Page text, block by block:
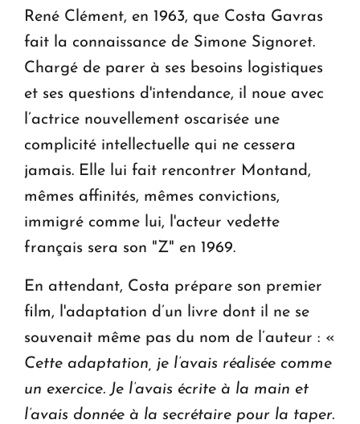
René Clément, en 1963, que Costa Gavras
fait la connaissance de Simone Signoret.
Chargé de parer à ses besoins logistiques
et ses questions d'intendance, il noue avec
l’actrice nouvellement oscarisée une
complicité intellectuelle qui ne cessera
jamais. Elle lui fait rencontrer Montand,
mêmes affinités, mêmes convictions,
immigré comme lui, l'acteur vedette
français sera son "Z" en 1969.
En attendant, Costa prépare son premier
film, l'adaptation d’un livre dont il ne se
souvenait même pas du nom de l’auteur : «
Cette adaptation, je l’avais réalisée comme
un exercice. Je l’avais écrite à la main et
l’avais donnée à la secrétaire pour la taper.